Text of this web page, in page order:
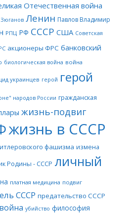
Отечественная война
Зюганов Ленин Павлов Владимир
РПЦ РФ СССР США Советская
акционеры ФРС банковский
биологическая война война
украинцев герой герой
народов России гражданская
жизнь-подвиг
жизнь в СССР
фашизма измена
Родины - СССР личный
платная медицина подвиг
СССР предательство СССР
убийство философия